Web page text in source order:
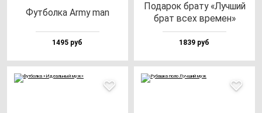
Фут­бол­ка Army man
1495 руб
Пода­рок бра­ту «Луч­ший
брат всех вре­мен»
1839 руб